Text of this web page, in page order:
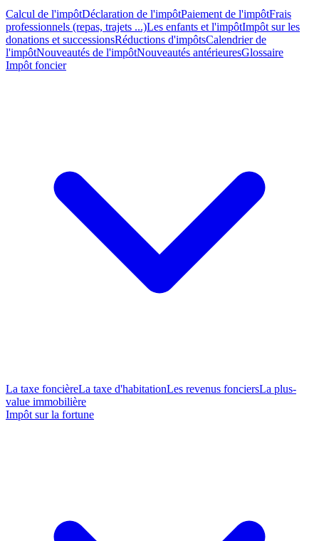
Calcul de l'impôtDéclaration de l'impôtPaiement de l'impôtFrais
professionnels (repas, trajets ...)Les enfants et l'impôtImpôt sur les
donations et successionsRéductions d'impôtsCalendrier de
l'impôtNouveautés de l'impôtNouveautés antérieuresGlossaire
Impôt foncier
La taxe foncièreLa taxe d'habitationLes revenus fonciersLa plus-
value immobilière
Impôt sur la fortune